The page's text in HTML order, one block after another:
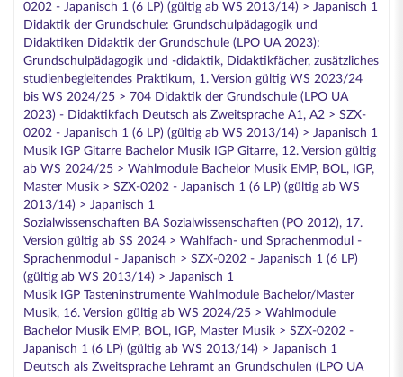
0202 - Japanisch 1 (6 LP) (gültig ab WS 2013/14) > Japanisch 1
Didaktik der Grundschule: Grundschulpädagogik und
Didaktiken Didaktik der Grundschule (LPO UA 2023):
Grundschulpädagogik und -didaktik, Didaktikfächer, zusätzliches
studienbegleitendes Praktikum, 1. Version gültig WS 2023/24
bis WS 2024/25 > 704 Didaktik der Grundschule (LPO UA
2023) - Didaktikfach Deutsch als Zweitsprache A1, A2 > SZX-
0202 - Japanisch 1 (6 LP) (gültig ab WS 2013/14) > Japanisch 1
Musik IGP Gitarre Bachelor Musik IGP Gitarre, 12. Version gültig
ab WS 2024/25 > Wahlmodule Bachelor Musik EMP, BOL, IGP,
Master Musik > SZX-0202 - Japanisch 1 (6 LP) (gültig ab WS
2013/14) > Japanisch 1
Sozialwissenschaften BA Sozialwissenschaften (PO 2012), 17.
Version gültig ab SS 2024 > Wahlfach- und Sprachenmodul -
Sprachenmodul - Japanisch > SZX-0202 - Japanisch 1 (6 LP)
(gültig ab WS 2013/14) > Japanisch 1
Musik IGP Tasteninstrumente Wahlmodule Bachelor/Master
Musik, 16. Version gültig ab WS 2024/25 > Wahlmodule
Bachelor Musik EMP, BOL, IGP, Master Musik > SZX-0202 -
Japanisch 1 (6 LP) (gültig ab WS 2013/14) > Japanisch 1
Deutsch als Zweitsprache Lehramt an Grundschulen (LPO UA